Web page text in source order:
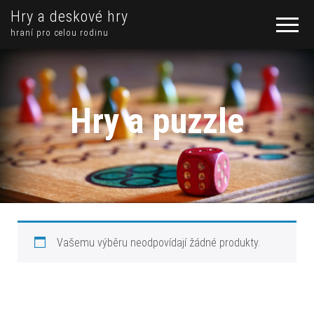
Hry a deskové hry
hraní pro celou rodinu
Hry a puzzle
Vašemu výběru neodpovídají žádné produkty.